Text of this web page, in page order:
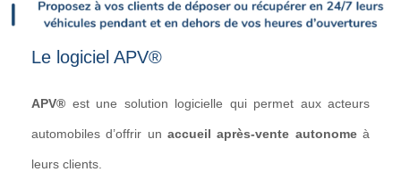
Le logiciel APV®
APV® est une solution logicielle qui permet aux acteurs
automobiles d’offrir un accueil après-vente autonomeà
leurs clients.